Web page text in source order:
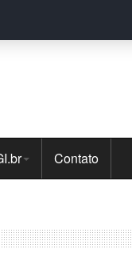
Contato